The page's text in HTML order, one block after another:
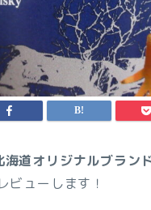
海道オリジナルブラン
ビューします！